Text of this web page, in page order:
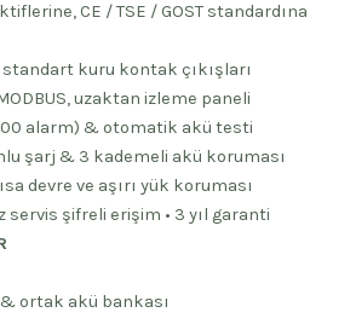
CE / TSE / GOST standardına
standart kuru kontak çıkışları
uzaktan izleme paneli
alarm) & otomatik akü testi
şarj & 3 kademeli akü koruması
devre ve aşırı yük koruması
servis şifreli erişim • 3 yıl garanti
ortak akü bankası